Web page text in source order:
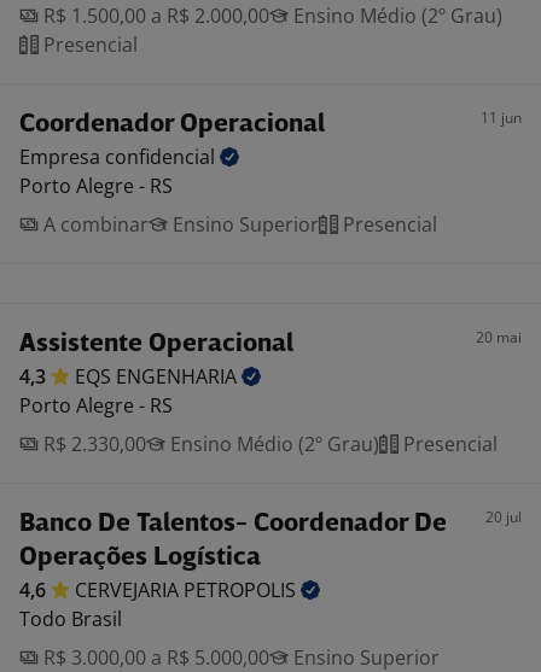
R$ 1.500,00 a R$ 2.000,00
Ensino Médio (2º Grau)
Presencial
Coordenador Operacional 11 jun
Empresa confidencial
Porto Alegre - RS
A combinar
Ensino Superior Presencial
Assistente Operacional 20 mai
4,3 EQS ENGENHARIA
Porto Alegre - RS
R$ 2.330,00
Ensino Médio (2º Grau) Presencial
Banco De Talentos- Coordenador De
Operações Logística
20 jul
4,6 CERVEJARIA PETROPOLIS
Todo Brasil
R$ 3.000,00 a R$ 5.000,00
Ensino Superior